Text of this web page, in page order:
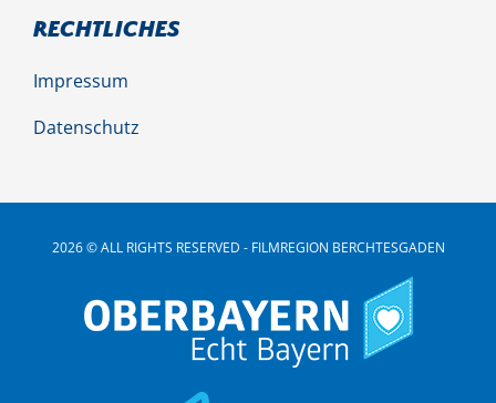
Rechtliches
Impressum
Datenschutz
2026 © ALL RIGHTS RESERVED - FILMREGION BERCHTESGADEN